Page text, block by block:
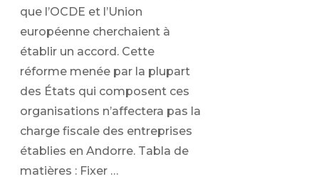
que l’OCDE et l’Union
européenne cherchaient à
établir un accord. Cette
réforme menée par la plupart
des États qui composent ces
organisations n’affectera pas la
charge fiscale des entreprises
établies en Andorre. Tabla de
matières : Fixer …